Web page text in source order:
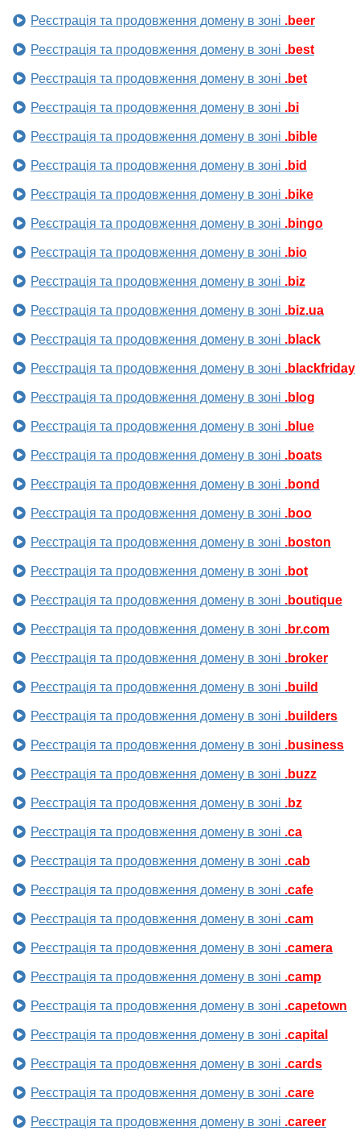
Реєстрація та продовження домену в зоні .beer
Реєстрація та продовження домену в зоні .best
Реєстрація та продовження домену в зоні .bet
Реєстрація та продовження домену в зоні .bi
Реєстрація та продовження домену в зоні .bible
Реєстрація та продовження домену в зоні .bid
Реєстрація та продовження домену в зоні .bike
Реєстрація та продовження домену в зоні .bingo
Реєстрація та продовження домену в зоні .bio
Реєстрація та продовження домену в зоні .biz
Реєстрація та продовження домену в зоні .biz.ua
Реєстрація та продовження домену в зоні .black
Реєстрація та продовження домену в зоні .blackfriday
Реєстрація та продовження домену в зоні .blog
Реєстрація та продовження домену в зоні .blue
Реєстрація та продовження домену в зоні .boats
Реєстрація та продовження домену в зоні .bond
Реєстрація та продовження домену в зоні .boo
Реєстрація та продовження домену в зоні .boston
Реєстрація та продовження домену в зоні .bot
Реєстрація та продовження домену в зоні .boutique
Реєстрація та продовження домену в зоні .br.com
Реєстрація та продовження домену в зоні .broker
Реєстрація та продовження домену в зоні .build
Реєстрація та продовження домену в зоні .builders
Реєстрація та продовження домену в зоні .business
Реєстрація та продовження домену в зоні .buzz
Реєстрація та продовження домену в зоні .bz
Реєстрація та продовження домену в зоні .ca
Реєстрація та продовження домену в зоні .cab
Реєстрація та продовження домену в зоні .cafe
Реєстрація та продовження домену в зоні .cam
Реєстрація та продовження домену в зоні .camera
Реєстрація та продовження домену в зоні .camp
Реєстрація та продовження домену в зоні .capetown
Реєстрація та продовження домену в зоні .capital
Реєстрація та продовження домену в зоні .cards
Реєстрація та продовження домену в зоні .care
Реєстрація та продовження домену в зоні .career